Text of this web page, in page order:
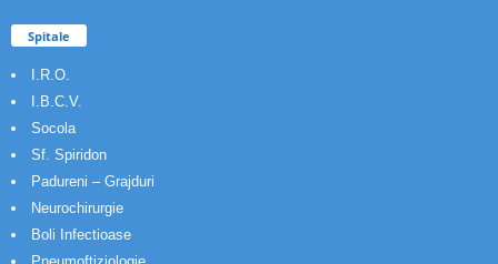
Spitale
I.R.O.
I.B.C.V.
Socola
Sf. Spiridon
Padureni – Grajduri
Neurochirurgie
Boli Infectioase